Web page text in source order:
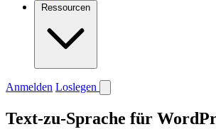
Ressourcen
Anmelden Loslegen
Text-zu-Sprache für